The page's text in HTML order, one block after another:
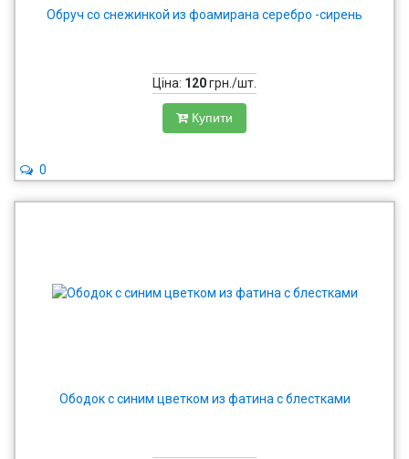
Обруч со снежинкой из фоамирана серебро -сирень
Ціна: 120грн./шт.
Купити
0
Ободок с синим цветком из фатина с блестками